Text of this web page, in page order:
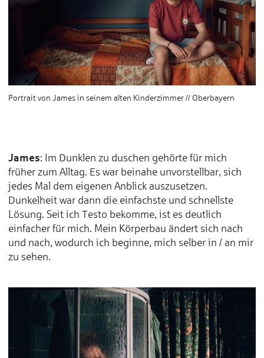
Portrait von James in seinem alten Kinderzimmer // Oberbayern
James: Im Dunklen zu duschen gehörte für mich
früher zum Alltag. Es war beinahe unvorstellbar, sich
jedes Mal dem eigenen Anblick auszusetzen.
Dunkelheit war dann die einfachste und schnellste
Lösung. Seit ich Testo bekomme, ist es deutlich
einfacher für mich. Mein Körperbau ändert sich nach
und nach, wodurch ich beginne, mich selber in / an mir
zu sehen.